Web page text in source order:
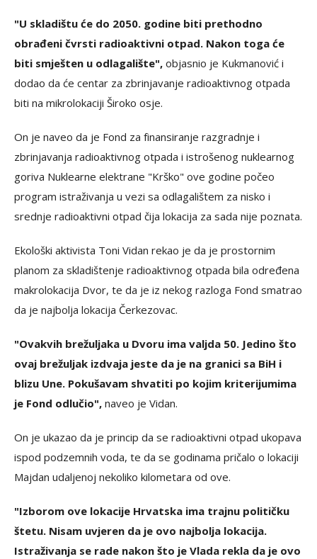
"U skladištu će do 2050. godine biti prethodno
obrađeni čvrsti radioaktivni otpad. Nakon toga će
biti smješten u odlagalište", objasnio je Kukmanović i
dodao da će centar za zbrinjavanje radioaktivnog otpada
biti na mikrolokaciji Široko osje.
On je naveo da je Fond za finansiranje razgradnje i
zbrinjavanja radioaktivnog otpada i istrošenog nuklearnog
goriva Nuklearne elektrane "Krško" ove godine počeo
program istraživanja u vezi sa odlagalištem za nisko i
srednje radioaktivni otpad čija lokacija za sada nije poznata.
Ekološki aktivista Toni Vidan rekao je da je prostornim
planom za skladištenje radioaktivnog otpada bila određena
makrolokacija Dvor, te da je iz nekog razloga Fond smatrao
da je najbolja lokacija Čerkezovac.
"Ovakvih brežuljaka u Dvoru ima valjda 50. Jedino što
ovaj brežuljak izdvaja jeste da je na granici sa BiH i
blizu Une. Pokušavam shvatiti po kojim kriterijumima
je Fond odlučio", naveo je Vidan.
On je ukazao da je princip da se radioaktivni otpad ukopava
ispod podzemnih voda, te da se godinama pričalo o lokaciji
Majdan udaljenoj nekoliko kilometara od ove.
"Izborom ove lokacije Hrvatska ima trajnu političku
štetu. Nisam uvjeren da je ovo najbolja lokacija.
Istraživanja se rade nakon što je Vlada rekla da je ovo